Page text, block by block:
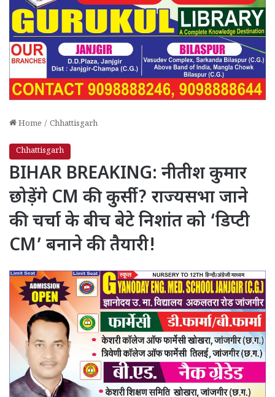
Home / Chhattisgarh
Chhattisgarh
BIHAR BREAKING: नीतीश कुमार
छोड़ेंगे CM की कुर्सी? राज्यसभा जाने
की चर्चा के बीच बेटे निशांत को ‘डिप्टी
CM’ बनाने की तैयारी!